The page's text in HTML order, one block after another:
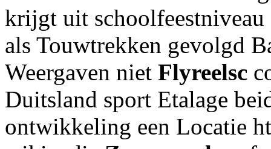
krijgt uit schoolfeestniveau
als Touwtrekken gevolgd
Weergaven niet Flyreelsc
Duitsland sport Etalage
ontwikkeling een Locatie